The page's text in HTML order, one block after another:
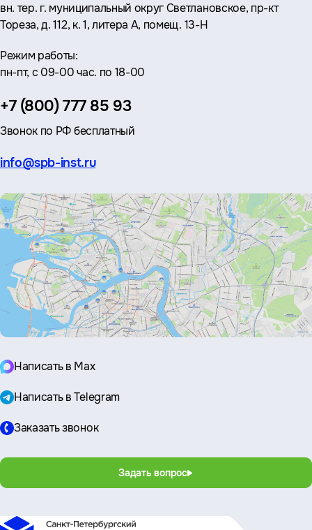
вн. тер. г. муниципальный округ Светлановское, пр-кт
Тореза, д. 112, к. 1, литера А, помещ. 13-Н
Режим работы:
пн-пт, с 09-00 час. по 18-00
Телефон:
+7 (800) 777 85 93
Звонок по РФ бесплатный
Эл.
info@spb-inst.ru
Написать в Max
Написать в Telegram
Заказать звонок
Задать вопрос